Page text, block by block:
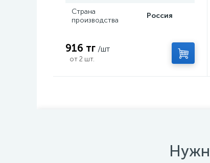
Страна
производства
Россия
916 тг /шт
от 2 шт.